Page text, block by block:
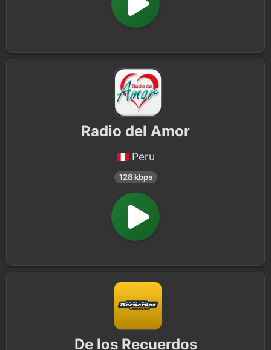
Radio del Amor
Peru
128 kbps
De los Recuerdos